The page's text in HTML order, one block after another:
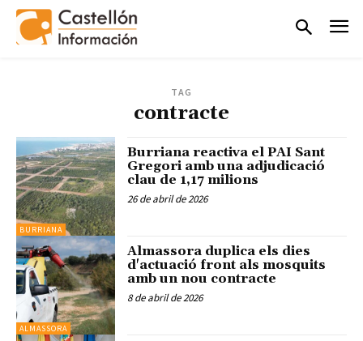
TAG
contracte
BURRIANA
Burriana reactiva el PAI Sant
Gregori amb una adjudicació
clau de 1,17 milions
26 de abril de 2026
ALMASSORA
Almassora duplica els dies
d'actuació front als mosquits
amb un nou contracte
8 de abril de 2026